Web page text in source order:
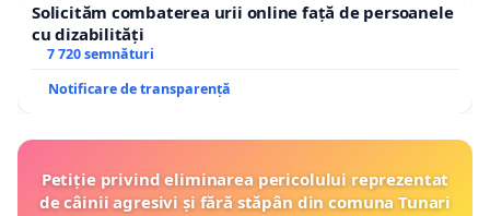
Solicităm combaterea urii online față de persoanele
cu dizabilități
7 720 semnături
Notificare de transparență
Petiție privind eliminarea pericolului reprezentat
de câinii agresivi și fără stăpân din comuna Tunari